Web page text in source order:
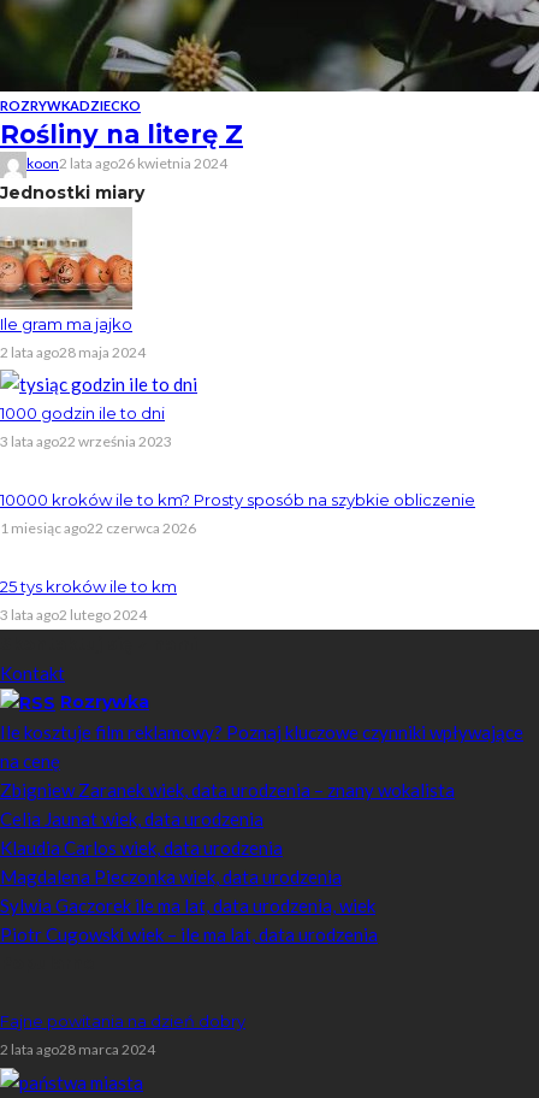
ROZRYWKADZIECKO
Rośliny na literę Z
koon2 lata ago26 kwietnia 2024
Jednostki miary
Ile gram ma jajko
2 lata ago28 maja 2024
1000 godzin ile to dni
3 lata ago22 września 2023
10000 kroków ile to km? Prosty sposób na szybkie obliczenie
1 miesiąc ago22 czerwca 2026
25 tys kroków ile to km
3 lata ago2 lutego 2024
Kontakt
Rozrywka
Ile kosztuje film reklamowy? Poznaj kluczowe czynniki wpływające
na cenę
Zbigniew Zaranek wiek, data urodzenia – znany wokalista
Celia Jaunat wiek, data urodzenia
Klaudia Carlos wiek, data urodzenia
Magdalena Pieczonka wiek, data urodzenia
Sylwia Gaczorek ile ma lat, data urodzenia, wiek
Piotr Cugowski wiek – ile ma lat, data urodzenia
Fajne powitania na dzień dobry
2 lata ago28 marca 2024